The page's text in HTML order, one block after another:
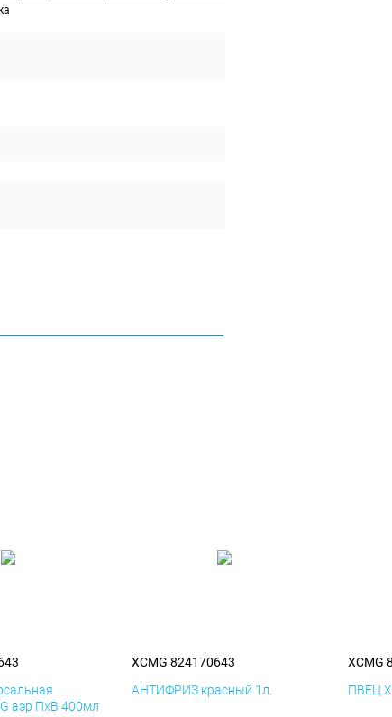
аэр ПхВ 400мл
XCMG 824170643
АНТИФРИЗ красный 1л.
XCMG
ПВЕЦ